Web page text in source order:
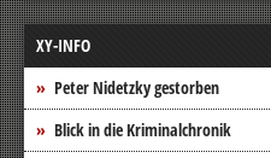
XY-INFO
Peter Nidetzky gestorben
Blick in die Kriminalchronik